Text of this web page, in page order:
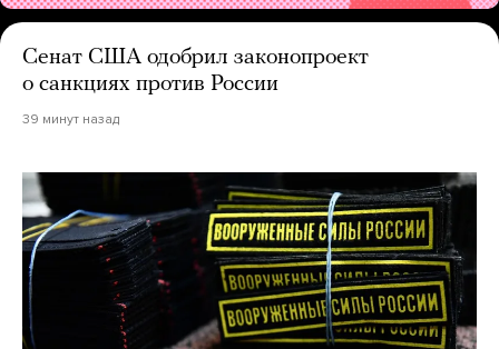
Сенат США одобрил законопроект
о санкциях против России
39 минут назад